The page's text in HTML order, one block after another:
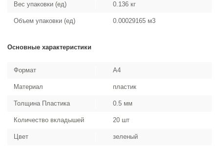
Вес упаковки (ед) 0.136 кг
Объем упаковки (ед) 0.00029165 м3
Основные характеристики
Формат A4
Материал пластик
Толщина Пластика 0.5 мм
Количество вкладышей 20 шт
Цвет зеленый